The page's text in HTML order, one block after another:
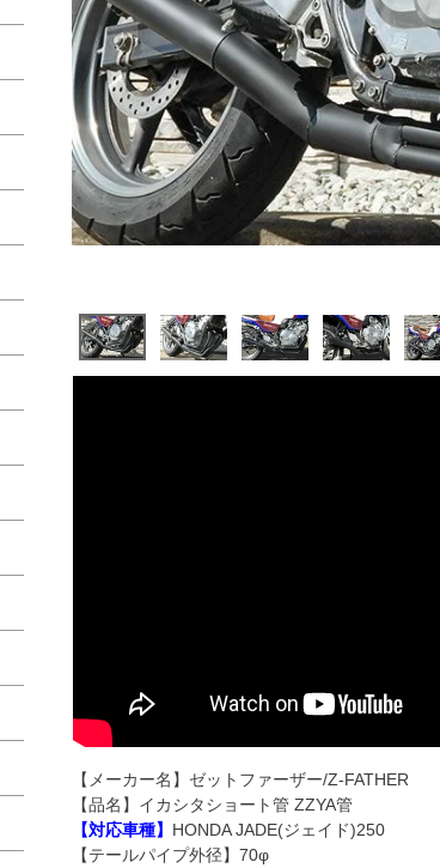
【メーカー名】ゼットファーザー/Z-FATHER
【品名】イカシタショート管 ZZYA管
【対応車種】 HONDA JADE(ジェイド)250
【テールパイプ外径】70φ